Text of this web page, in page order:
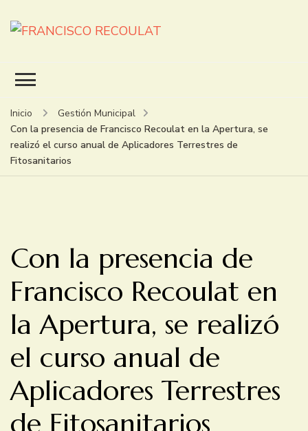
Inicio
Gestión Municipal
Con la presencia de Francisco Recoulat en la Apertura, se
realizó el curso anual de Aplicadores Terrestres de
Fitosanitarios
Con la presencia de
Francisco Recoulat en
la Apertura, se realizó
el curso anual de
Aplicadores Terrestres
de Fitosanitarios